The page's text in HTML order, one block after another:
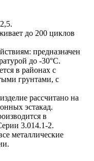
до 200 циклов
предназначен
до -30°C.
в районах с
грунтами, с
рассчитано на
эстакад.
в
3.014.1-2.
металлические